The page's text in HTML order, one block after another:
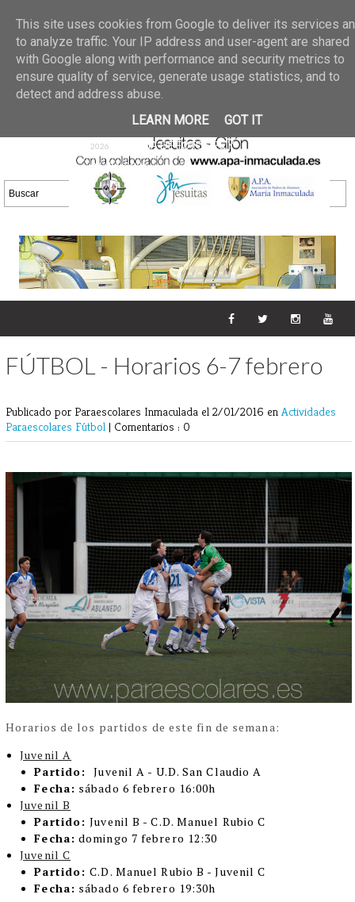
02 jun 2026
GALERIA DE FOTOS
30/05/2026
25 may 2026
GALERIA
DE FOTOS 23/05/2026
20 may
2026
GALERIA DE FOTOS
16/05/2026
DE FOTOS 09/05/2026
28 abr
2026
GALERIA DE FOTOS 25 Y
26/04/2026
FÚTBOL - Horarios 6-7 febrero
Publicado por Paraescolares Inmaculada el 2/01/2016 en Actividades
Paraescolares Fútbol | Comentarios : 0
Horarios de los partidos de este fin de semana:
Juvenil A
Partido:Juvenil A - U.D. San Claudio A
Fecha: sábado 6 febrero 16:00h
Juvenil B
Partido:Juvenil B - C.D. Manuel Rubio C
Fecha: domingo 7 febrero 12:30
Juvenil C
Partido:C.D. Manuel Rubio B - Juvenil C
Fecha: sábado 6 febrero 19:30h
This site uses cookies from Google to deliver its services
to analyze traffic. Your IP address and user-agent are shared
with Google along with performance and security metrics to
ensure quality of service, generate usage statistics, and to
detect and address abuse.
LEARN MORE
GOT IT